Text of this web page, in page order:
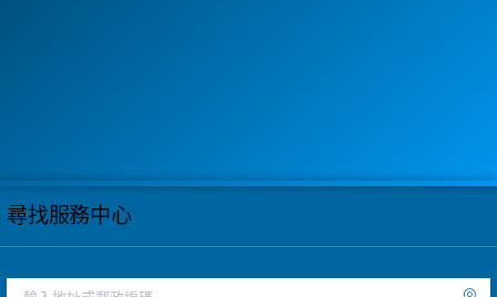
尋找服務中心